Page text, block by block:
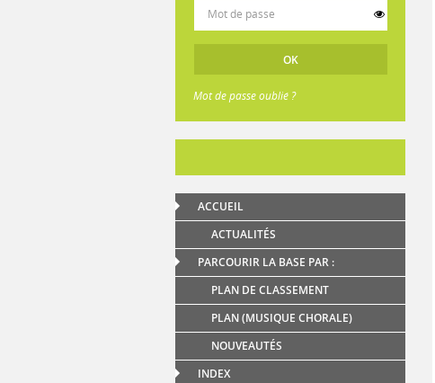
Mot de passe oublié ?
ACCUEIL
ACTUALITÉS
PARCOURIR LA BASE PAR :
PLAN DE CLASSEMENT
PLAN (MUSIQUE CHORALE)
NOUVEAUTÉS
INDEX